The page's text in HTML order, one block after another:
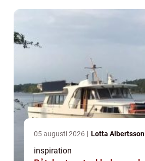
05 augusti 2026 Lotta Albertsson
inspiration